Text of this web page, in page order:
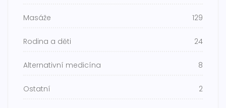
Masáže 129
Rodina a děti 24
Alternativní medicína 8
Ostatní 2